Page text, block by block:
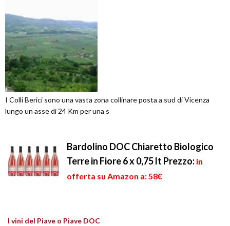
I Colli Berici sono una vasta zona collinare posta a sud di Vicenza
lungo un asse di 24 Km per una s
Bardolino DOC Chiaretto Biologico
Terre in Fiore 6 x 0,75 lt Prezzo: in
offerta su Amazon a: 58€
I vini del Piave o Piave DOC